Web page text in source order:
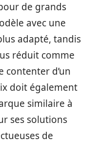
de grands
avec une
adapté, tandis
réduit comme
d’un
doit également
similaire à
ses solutions
de